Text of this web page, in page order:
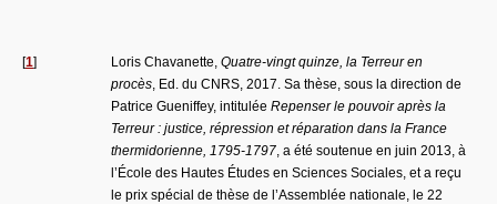
[1] Loris Chavanette, Quatre-vingt quinze, la Terreur en
procès , Ed. du CNRS, 2017. Sa thèse, sous la direction de
Patrice Gueniffey, intitulée Repenser le pouvoir après la
Terreur : justice, répression et réparation dans la France
thermidorienne, 1795-1797 , a été soutenue en juin 2013, à
l’École des Hautes Études en Sciences Sociales, et a reçu
le prix spécial de thèse de l’Assemblée nationale, le 22